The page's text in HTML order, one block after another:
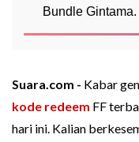
Bundle Gintama.
Suara.com - Kabar
kode redeem FF
hari ini. Kalian